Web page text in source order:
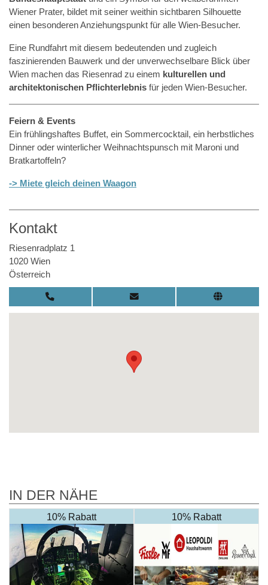
Wiener Prater, bildet mit seiner weithin sichtbaren Silhouette
einen besonderen Anziehungspunkt für alle Wien-Besucher.
Eine Rundfahrt mit diesem bedeutenden und zugleich
faszinierenden Bauwerk und der unverwechselbare Blick über
Wien machen das Riesenrad zu einem kulturellen und
architektonischen Pflichterlebnis für jeden Wien-Besucher.
Feiern & Events
Ein frühlingshaftes Buffet, ein Sommercocktail, ein herbstliches
Dinner oder winterlicher Weihnachtspunsch mit Maroni und
Bratkartoffeln?
-> Miete gleich deinen Waagon
Kontakt
Riesenradplatz 1
1020 Wien
Österreich
IN DER NÄHE
10% Rabatt 10% Rabatt